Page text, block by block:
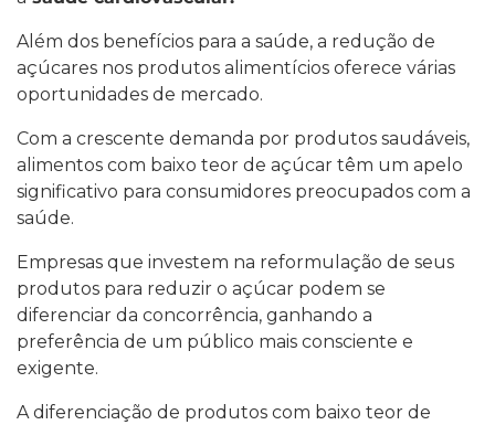
Além dos benefícios para a saúde, a redução de
açúcares nos produtos alimentícios oferece várias
oportunidades de mercado.
Com a crescente demanda por produtos saudáveis,
alimentos com baixo teor de açúcar têm um apelo
significativo para consumidores preocupados com a
saúde.
Empresas que investem na reformulação de seus
produtos para reduzir o açúcar podem se
diferenciar da concorrência, ganhando a
preferência de um público mais consciente e
exigente.
A diferenciação de produtos com baixo teor de